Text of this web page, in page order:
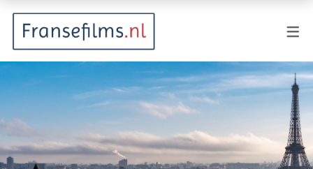
Animatie
Documentaire